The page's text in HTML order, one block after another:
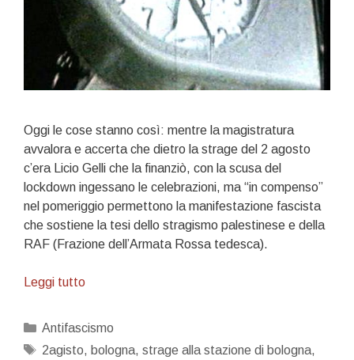
Oggi le cose stanno così: mentre la magistratura
avvalora e accerta che dietro la strage del 2 agosto
c’era Licio Gelli che la finanziò, con la scusa del
lockdown ingessano le celebrazioni, ma “in compenso”
nel pomeriggio permettono la manifestazione fascista
che sostiene la tesi dello stragismo palestinese e della
RAF (Frazione dell’Armata Rossa tedesca).
Leggi tuttoVogliono
la
Categorie
Antifascismo
Tag
2agisto, bologna, strage alla stazione di bologna,